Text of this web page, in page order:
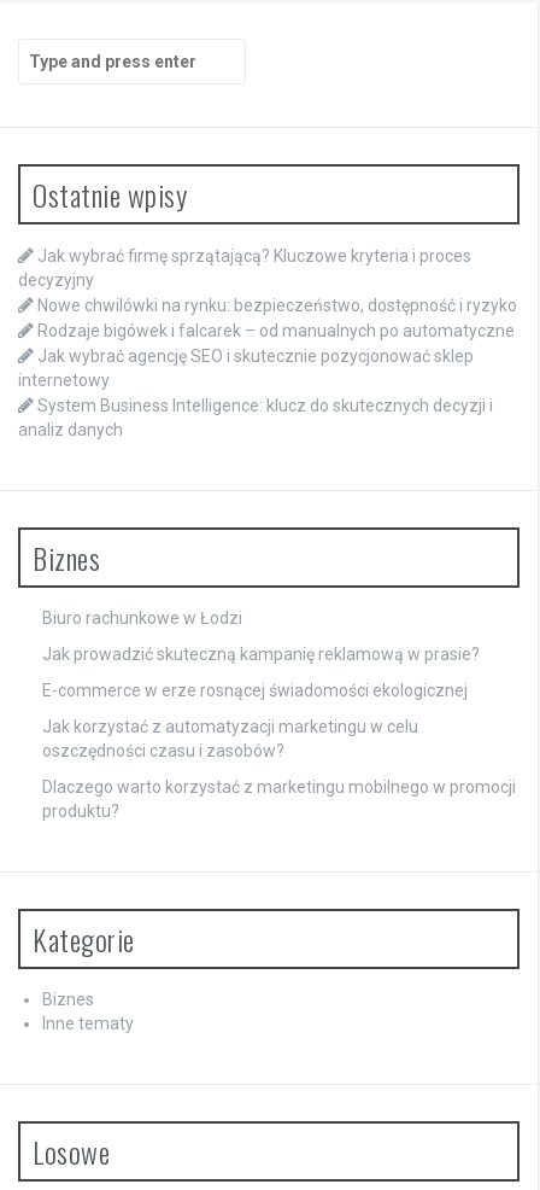
Search
for:
Ostatnie wpisy
Jak wybrać firmę sprzątającą? Kluczowe kryteria i proces
decyzyjny
Nowe chwilówki na rynku: bezpieczeństwo, dostępność i ryzyko
Rodzaje bigówek i falcarek – od manualnych po automatyczne
Jak wybrać agencję SEO i skutecznie pozycjonować sklep
internetowy
System Business Intelligence: klucz do skutecznych decyzji i
analiz danych
Biznes
Biuro rachunkowe w Łodzi
Jak prowadzić skuteczną kampanię reklamową w prasie?
E-commerce w erze rosnącej świadomości ekologicznej
Jak korzystać z automatyzacji marketingu w celu
oszczędności czasu i zasobów?
Dlaczego warto korzystać z marketingu mobilnego w promocji
produktu?
Kategorie
Biznes
Inne tematy
Losowe